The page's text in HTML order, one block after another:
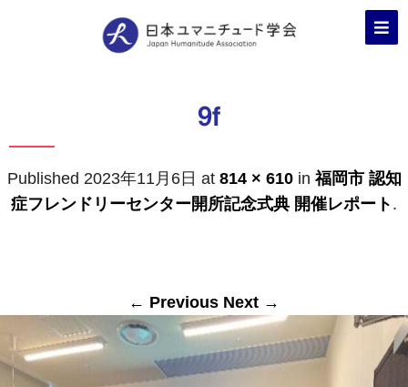
9f
Published 2023年11月6日 at 814 × 610in 福岡市 認知
症フレンドリーセンター開所記念式典 開催レポート .
← Previous Next →